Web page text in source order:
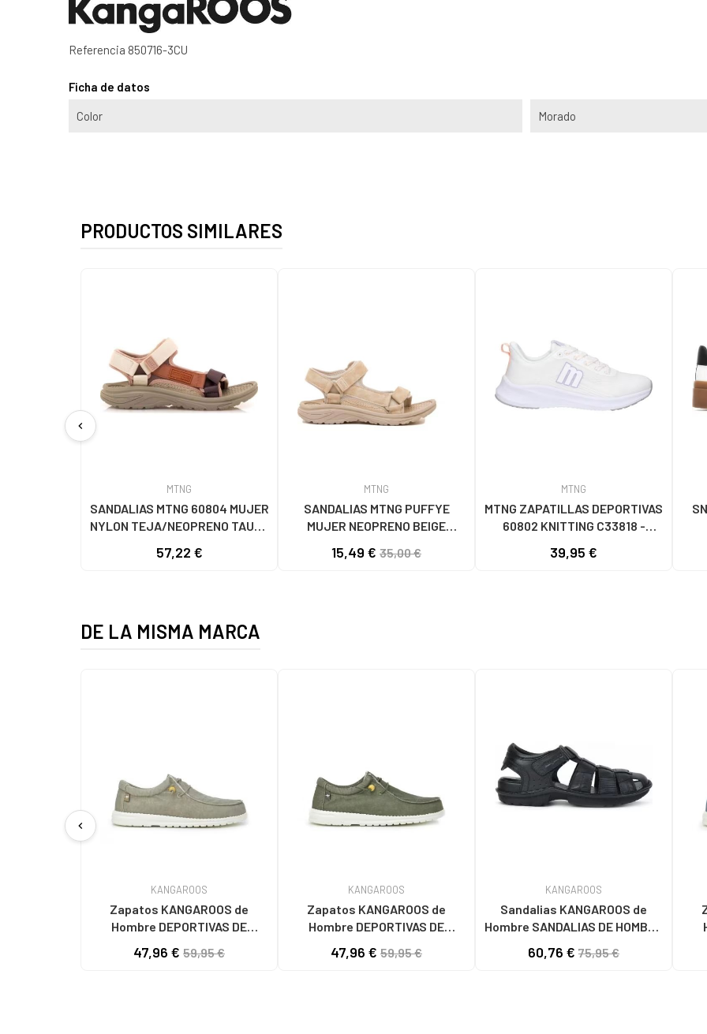
Referencia 850716-3CU
Ficha de datos
Color Morado
PRODUCTOS SIMILARES
chevron_left
MTNG
SANDALIAS MTNG 60804 MUJER
NYLON TEJA/NEOPRENO TAUPE
NEOPRENE TAUPE
57,22 €
MTNG
SANDALIAS MTNG PUFFYE
MUJER NEOPRENO BEIGE
- NEOPRENE BEIGE
15,49 € 35,00 €
MTNG
MTNG ZAPATILLAS DEPORTIVAS
60802 KNITTING C33818 -
39,95 €
DE LA MISMA MARCA
chevron_left
KANGAROOS
Zapatos KANGAROOS de
Hombre DEPORTIVAS DE
TAUPE
47,96 € 59,95 €
KANGAROOS
Zapatos KANGAROOS de
Hombre DEPORTIVAS DE
KAKI
47,96 € 59,95 €
KANGAROOS
Sandalias KANGAROOS de
Hombre SANDALIAS DE HOMBRE
60,76 € 75,95 €